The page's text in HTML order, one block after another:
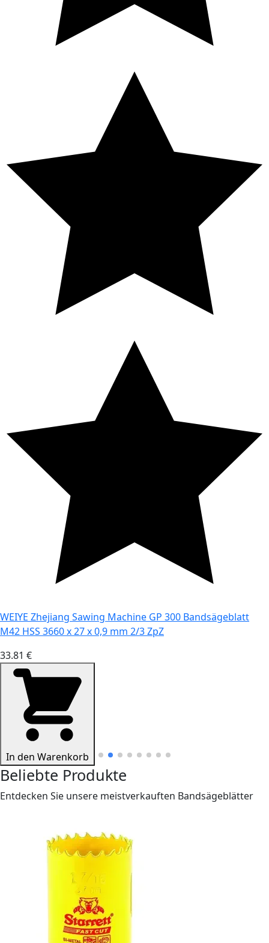
WEIYE Zhejiang Sawing Machine GP 300 Bandsägeblatt
M42 HSS 3660 x 27 x 0,9 mm 2/3 ZpZ
33.81 €
In den Warenkorb
Beliebte Produkte
Entdecken Sie unsere meistverkauften Bandsägeblätter